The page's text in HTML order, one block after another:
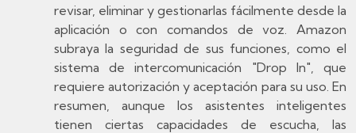
revisar, eliminar y gestionarlas fácilmente desde la
aplicación o con comandos de voz. Amazon
subraya la seguridad de sus funciones, como el
sistema de intercomunicación "Drop In", que
requiere autorización y aceptación para su uso. En
resumen, aunque los asistentes inteligentes
tienen ciertas capacidades de escucha, las